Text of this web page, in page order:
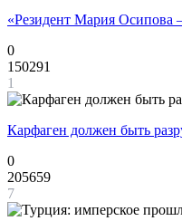
«Резидент Мария Осипова
0
150291
1
Карфаген должен быть
0
205659
7